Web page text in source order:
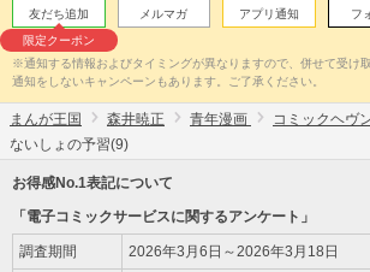
友だち追加
限定クーポン
メルマガ アプリ通知 フ
※通知する情報およびタイミングが異なりますので、併せて受け
通知をしないキャンペーンもあります。ご了承ください。
まんが王国 森井暁正 青年漫画 コミックヘヴ
ないしょの予習(9)
お得感No.1表記について
「電子コミックサービスに関するアンケート」
調査期間 2026年3月6日～2026年3月18日